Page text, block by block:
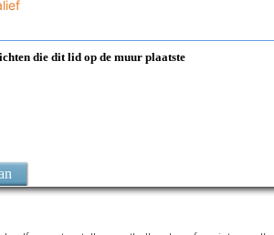
die dit lid op de muur plaatste